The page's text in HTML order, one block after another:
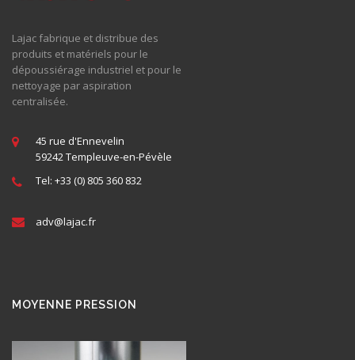
Lajac fabrique et distribue des
produits et matériels pour le
dépoussiérage industriel et pour le
nettoyage par aspiration
centralisée.
45 rue d'Ennevelin
59242 Templeuve-en-Pévèle
Tel: +33 (0) 805 360 832
adv@lajac.fr
MOYENNE PRESSION